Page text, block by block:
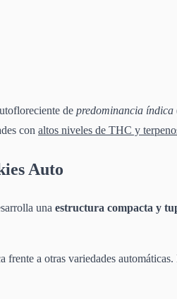
de predominancia índica
con altos niveles de THC y
Auto
una estructura compacta y
a otras variedades